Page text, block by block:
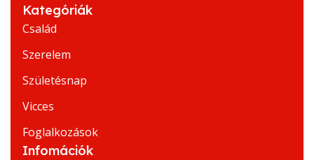
Kategóriák
Család
Szerelem
Születésnap
Vicces
Foglalkozások
Infomációk